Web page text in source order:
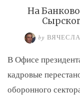
На
by
В Офисе
кадровые
оборонного